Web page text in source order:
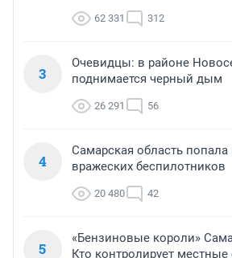
62 331 312
3
Очевидцы: в районе
поднимается черный дым
26 291 56
4
Самарская область попала
вражеских беспилотников
20 480 42
5
«Бензиновые короли»
Кто контролирует